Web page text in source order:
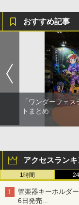
おすすめ記事
「ワンダーフェ
トまとめ
アクセスラン
1時間
管楽器キーホルダ
6日発売